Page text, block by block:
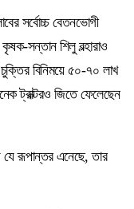
সর্বোচ্চ বেতনভোগী
সন্তান শিলু বল্হারাও
বিনিময়ে ৫০-৭০ লাখ
ট্রাক্টরও জিতে ফেলেছেন
যে রূপান্তর এনেছে, তার